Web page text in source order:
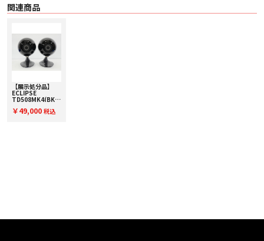
■ 概要
～高音質化によるクリアさとリアルさで、より高い没入感を提供～
ホームシアター市場で高い評価をいただいている現行モデルを上回る「正確な
ストリーミングサービスの高音質化および高画質化が進み、手軽に高品位な音
楽・映画コンテンツの再生を楽しめる中で、「音楽や映画の制作者の意図を正
確に再現する」というコンセプトのもと、ホームシアター/ステレオのいずれ
においても、クリアさとリアルさで没入体験を提供することを目指し企画しま
設置した際の意匠性が向上
関連商品
【展示処分品】
ECLIPSE
TD508MK4(BK)
03044】コンパク
トスピーカー(ペ
￥49,000 税込